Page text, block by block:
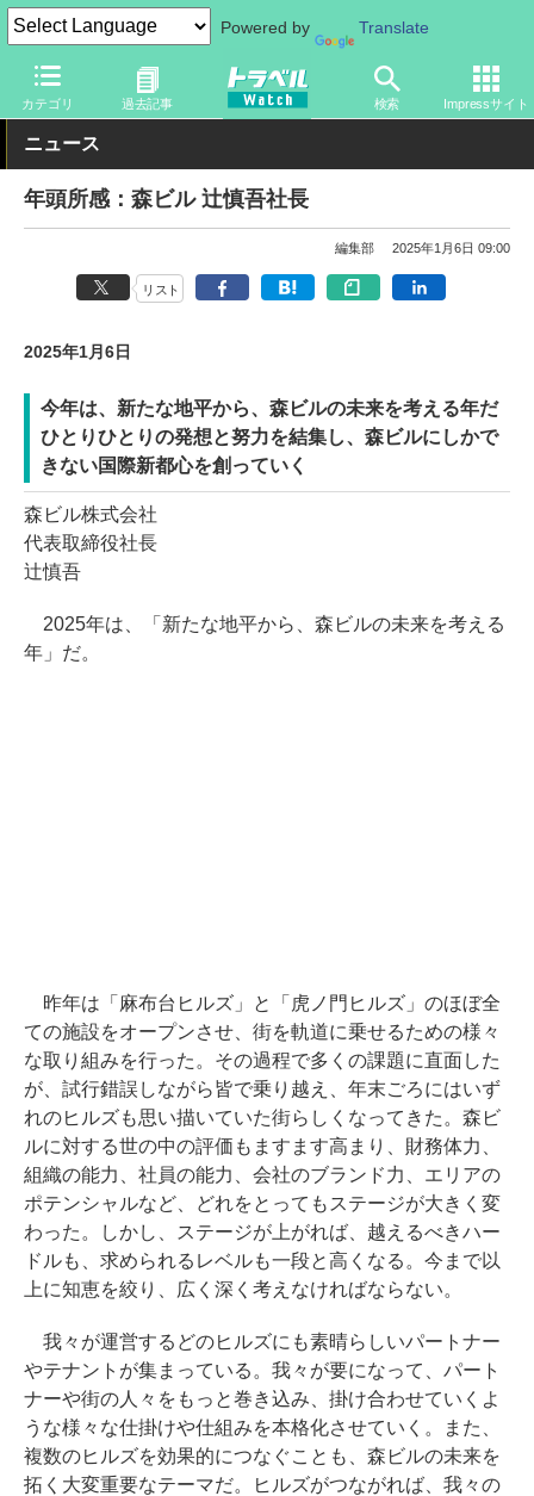
Powered by Translate
カテゴリ 過去記事 検索 Impressサイト
トラベル Watch 企業・政府・官庁
ニュース
年頭所感：森ビル 辻慎吾社長
編集部 2025年1月6日 09:00
リスト
2025年1月6日
今年は、新たな地平から、森ビルの未来を考える年だ
ひとりひとりの発想と努力を結集し、森ビルにしかで
きない国際新都心を創っていく
森ビル株式会社
代表取締役社長
辻慎吾
2025年は、「新たな地平から、森ビルの未来を考える
年」だ。
昨年は「麻布台ヒルズ」と「虎ノ門ヒルズ」のほぼ全
ての施設をオープンさせ、街を軌道に乗せるための様々
な取り組みを行った。その過程で多くの課題に直面した
が、試行錯誤しながら皆で乗り越え、年末ごろにはいず
れのヒルズも思い描いていた街らしくなってきた。森ビ
ルに対する世の中の評価もますます高まり、財務体力、
組織の能力、社員の能力、会社のブランド力、エリアの
ポテンシャルなど、どれをとってもステージが大きく変
わった。しかし、ステージが上がれば、越えるべきハー
ドルも、求められるレベルも一段と高くなる。今まで以
上に知恵を絞り、広く深く考えなければならない。
我々が運営するどのヒルズにも素晴らしいパートナー
やテナントが集まっている。我々が要になって、パート
ナーや街の人々をもっと巻き込み、掛け合わせていくよ
うな様々な仕掛けや仕組みを本格化させていく。また、
複数のヒルズを効果的につなぐことも、森ビルの未来を
拓く大変重要なテーマだ。ヒルズがつながれば、我々の